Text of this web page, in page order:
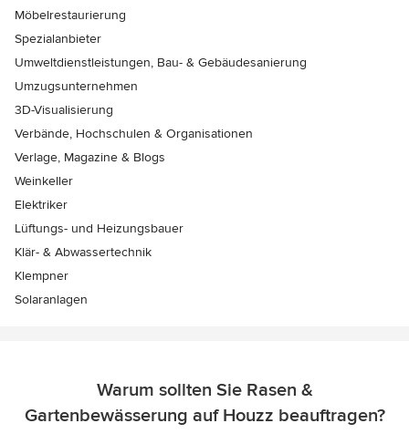
Möbelrestaurierung
Spezialanbieter
Umweltdienstleistungen, Bau- & Gebäudesanierung
Umzugsunternehmen
3D-Visualisierung
Verbände, Hochschulen & Organisationen
Verlage, Magazine & Blogs
Weinkeller
Elektriker
Lüftungs- und Heizungsbauer
Klär- & Abwassertechnik
Klempner
Solaranlagen
Warum sollten Sie Rasen &
Gartenbewässerung auf Houzz beauftragen?